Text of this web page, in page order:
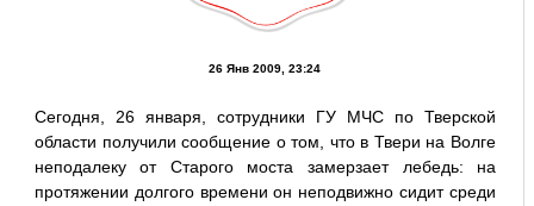
26 Янв 2009, 23:24
Сегодня, 26 января, сотрудники ГУ МЧС по Тверской
области получили сообщение о том, что в Твери на Волге
неподалеку от Старого моста замерзает лебедь: на
протяжении долгого времени он неподвижно сидит среди